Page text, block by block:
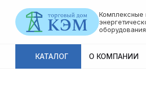
Комплексные
оборудования
КАТАЛОГ О КОМПАНИИ